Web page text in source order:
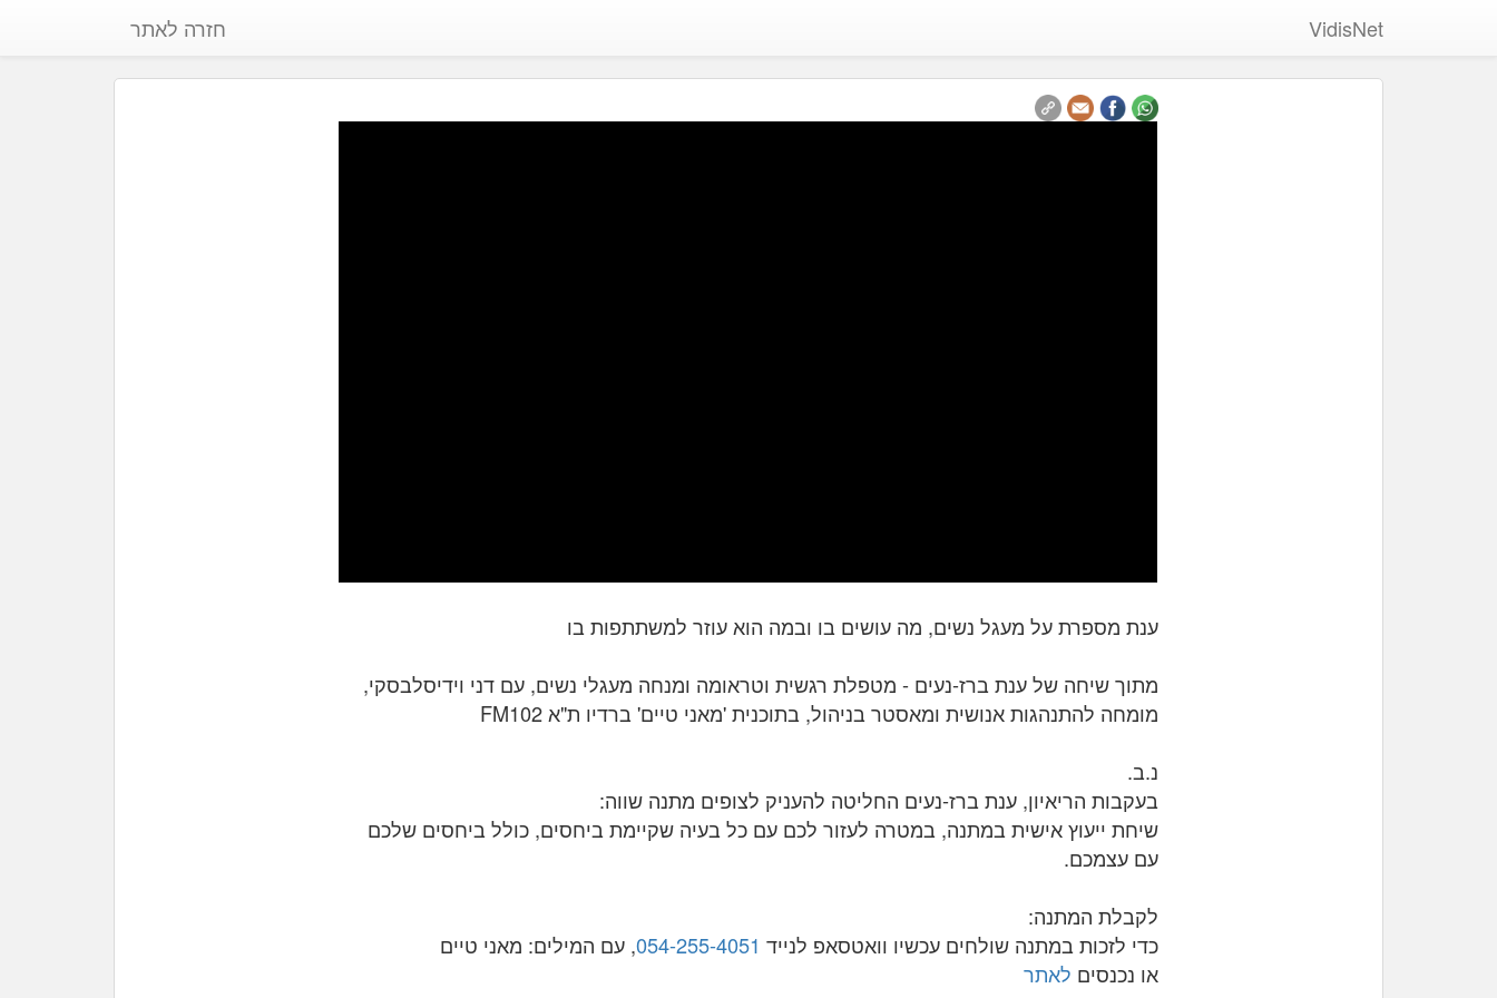
VidisNet חזרה לאתר
ענת מספרת על מעגל נשים, מה עושים בו ובמה הוא עוזר למשתתפות בו
מתוך שיחה של ענת ברז-נעים - מטפלת רגשית וטראומה ומנחה מעגלי נשים, עם דני וידיסלבסקי,
מומחה להתנהגות אנושית ומאסטר בניהול, בתוכנית 'מאני טיים' ברדיו ת"אFM102
נ.ב.
בעקבות הריאיון, ענת ברז-נעים החליטה להעניק לצופים מתנה שווה:
שיחת ייעוץ אישית במתנה, במטרה לעזור לכם עם כל בעיה שקיימת ביחסים, כולל ביחסים שלכם
עם עצמכם.
לקבלת המתנה:
כדי לזכות במתנה שולחים עכשיו וואטסאפ לנייד 054-255-4051‏‏‏‏‏, עם המילים: מאני טיים
או נכנסים לאתר